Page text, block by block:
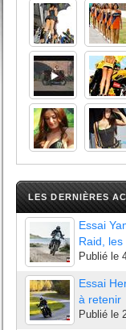
LES DERNIÈRES
Essai
Raid,
Publié le
Essai
à retenir
Publié le